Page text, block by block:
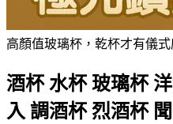
高顏值玻璃杯，乾杯才有儀式
酒杯 水杯 玻璃杯
入 調酒杯 烈酒杯